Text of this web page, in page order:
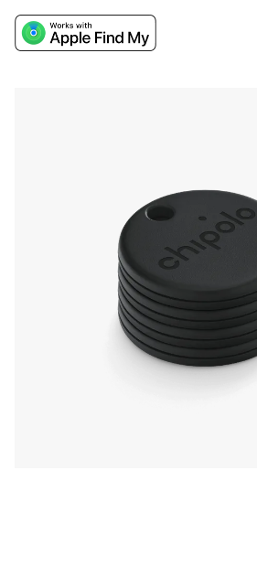
izgubljene ključe. Če se tvoji
bližini, jih pokliči in glasno